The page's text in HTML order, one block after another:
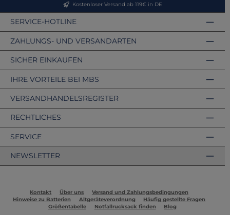
Kostenloser Versand ab 119€ in DE
SERVICE-HOTLINE
ZAHLUNGS- UND VERSANDARTEN
VERSANDHANDELSREGISTER
SICHER EINKAUFEN
IHRE VORTEILE BEI MBS
RECHTLICHES
SERVICE
NEWSLETTER
Kontakt Über uns
Versand und Zahlungsbedingungen
Hinweise zu Batterien
Altgeräteverordnung
Häufig gestellte Fragen
Größentabelle
Notfallrucksack finden Blog